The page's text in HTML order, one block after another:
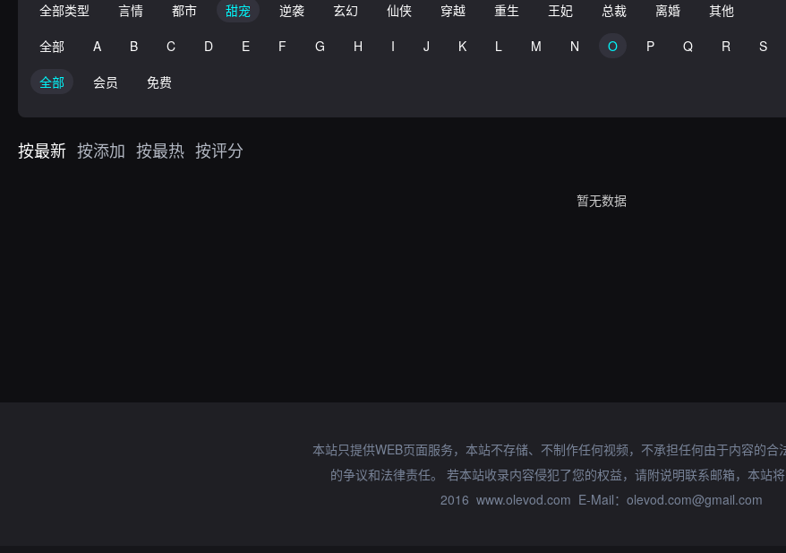
全部类型
言情 都市 甜宠 逆袭 玄幻 仙侠 穿越 重生 王妃 总裁 离婚
其他
全部
A B C D E F G H I J K L M N O P Q R S
全部
会员 免费
按最新 按添加 按最热 按评分
暂无数据
本站只提供WEB页面服务，本站不存储、不制作任何视频，不承担任何由于内容的合
的争议和法律责任。 若本站收录内容侵犯了您的权益，请附说明联系邮箱，本站
2016 www.olevod.com E-Mail：olevod.com@gmail.com